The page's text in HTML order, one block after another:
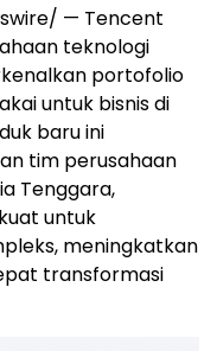
— Tencent
teknologi
portofolio
untuk bisnis di
baru ini
tim perusahaan
Tenggara,
untuk
meningkatkan
transformasi